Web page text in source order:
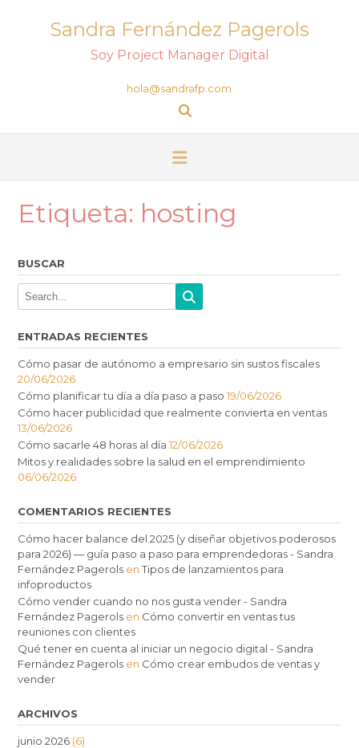
Sandra Fernández Pagerols
Soy Project Manager Digital
hola@sandrafp.com
Etiqueta: hosting
BUSCAR
ENTRADAS RECIENTES
Cómo pasar de autónomo a empresario sin sustos fiscales
20/06/2026
Cómo planificar tu día a día paso a paso 19/06/2026
Cómo hacer publicidad que realmente convierta en ventas
13/06/2026
Cómo sacarle 48 horas al día 12/06/2026
Mitos y realidades sobre la salud en el emprendimiento
06/06/2026
COMENTARIOS RECIENTES
Cómo hacer balance del 2025 (y diseñar objetivos poderosos
para 2026) — guía paso a paso para emprendedoras - Sandra
Fernández Pagerols enTipos de lanzamientos para
infoproductos
Cómo vender cuando no nos gusta vender - Sandra
Fernández Pagerols en Cómo convertir en ventas tus
reuniones con clientes
Qué tener en cuenta al iniciar un negocio digital - Sandra
Fernández Pagerols en Cómo crear embudos de ventas y
vender
ARCHIVOS
junio 2026 (6)